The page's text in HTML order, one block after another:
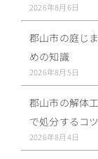
2026年8月6日
郡山市の庭じ
めの知識
2026年8月5日
郡山市の解体
で処分するコツ
2026年8月4日